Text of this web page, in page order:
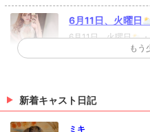
6月11日、火曜日
です✨・
6月11日、火曜日🌥
✨・@maimai_904
りの投稿になります
時短要請も終わりル
したので、これから
ストの紹介などを投
1月1日、金曜日☃️
もう
新着キャスト日記
ミキ